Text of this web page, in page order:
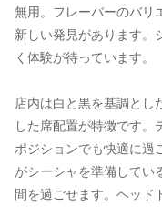
無用。フレーバーのバリ
新しい発見があります。
く体験が待っています。
店内は白と黒を基調とし
した席配置が特徴です
ポジションでも快適に過
がシーシャを準備してい
間を過ごせます。ヘッド